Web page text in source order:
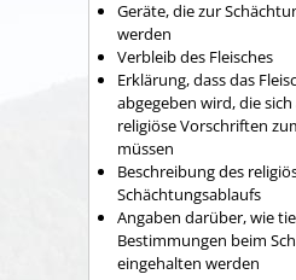
Geräte, die zur
werden
Verbleib des Fleisches
Erklärung, dass das
abgegeben wird, die
religiöse Vorschriften
müssen
Beschreibung des
Schächtungsablaufs
Angaben darüber, wie
Bestimmungen beim
eingehalten werden